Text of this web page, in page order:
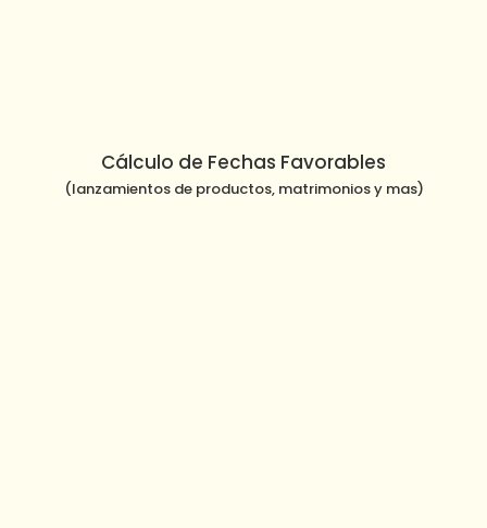
Cálculo de Fechas Favorables
(lanzamientos de productos, matrimonios y mas)